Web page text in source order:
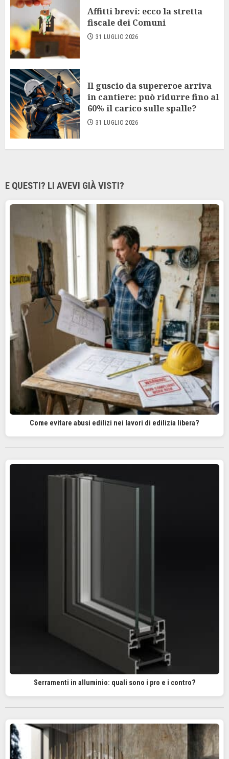
Affitti brevi: ecco la stretta
fiscale dei Comuni
31 LUGLIO 2026
Il guscio da supereroe arriva
in cantiere: può ridurre fino al
60% il carico sulle spalle?
31 LUGLIO 2026
E QUESTI? LI AVEVI GIÀ VISTI?
Come evitare abusi edilizi nei lavori di edilizia libera?
Serramenti in alluminio: quali sono i pro e i contro?